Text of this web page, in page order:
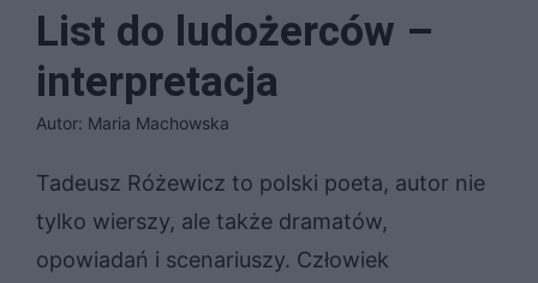
List do ludożerców –
interpretacja
Autor: Maria Machowska
Tadeusz Różewicz to polski poeta, autor nie
tylko wierszy, ale także dramatów,
opowiadań i scenariuszy. Człowiek